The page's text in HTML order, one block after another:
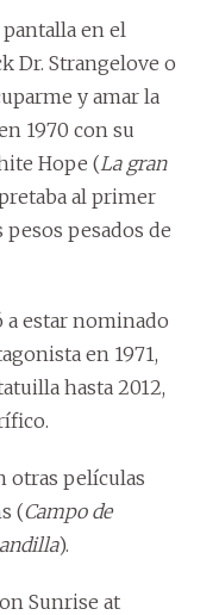
en el
Dr. Strangelove o
y amar la
1970 con su
Hope (La gran
al primer
pesados de
a estar nominado
en 1971,
hasta 2012,
otras películas
(Campo de
).
Sunrise at